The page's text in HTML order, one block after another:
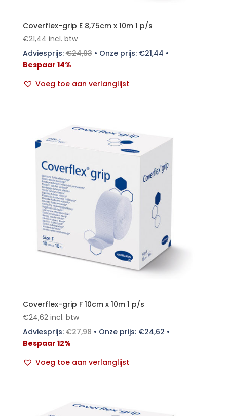
Coverflex-grip E 8,75cm x 10m 1 p/s
€21,44 incl. btw
Adviesprijs:€24,93• Onze prijs: €21,44 •
Bespaar 14%
Voeg toe aan verlanglijst
Coverflex-grip F 10cm x 10m 1 p/s
€24,62 incl. btw
Adviesprijs:€27,98• Onze prijs: €24,62 •
Bespaar 12%
Voeg toe aan verlanglijst